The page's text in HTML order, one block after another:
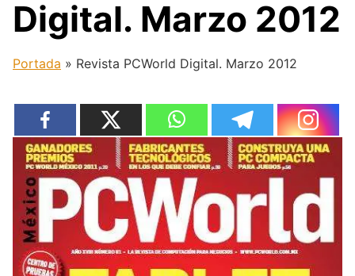
Digital. Marzo 2012
Portada » Revista PCWorld Digital. Marzo 2012